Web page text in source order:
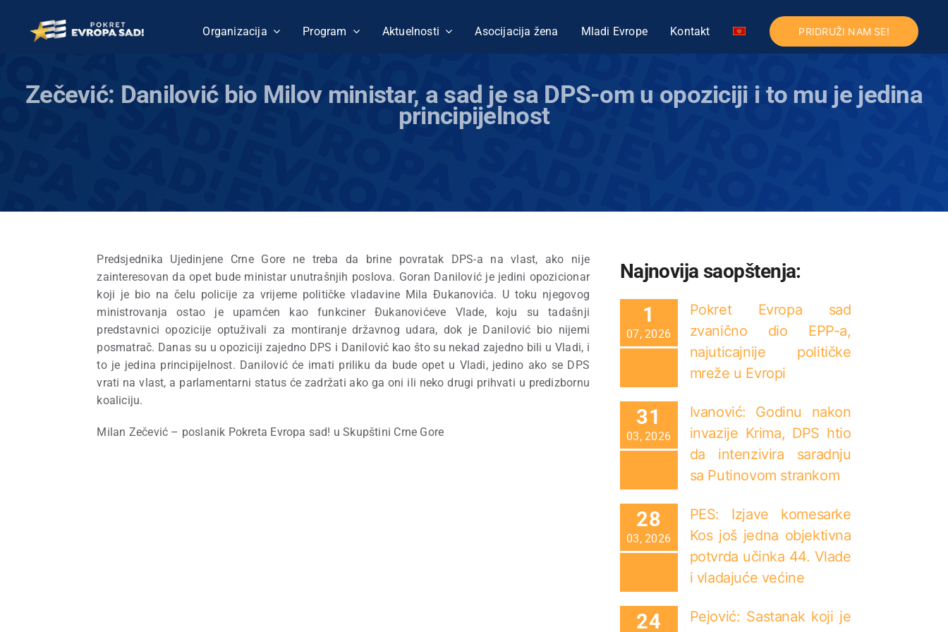
content
Organizacija Program Aktuelnosti Asocijacija žena Mladi Evrope Kontakt PRIDRUŽI NAM SE!
Zečević: Danilović bio Milov ministar, a sad je sa DPS-om u opoziciji i to mu je jedina
principijelnost
Predsjednika Ujedinjene Crne Gore ne treba da brine povratak DPS-a na vlast, ako nije
zainteresovan da opet bude ministar unutrašnjih poslova. Goran Danilović je jedini opozicionar
koji je bio na čelu policije za vrijeme političke vladavine Mila Đukanovića. U toku njegovog
ministrovanja ostao je upamćen kao funkciner Đukanovićeve Vlade, koju su tadašnji
predstavnici opozicije optuživali za montiranje državnog udara, dok je Danilović bio nijemi
posmatrač. Danas su u opoziciji zajedno DPS i Danilović kao što su nekad zajedno bili u Vladi, i
to je jedina principijelnost. Danilović će imati priliku da bude opet u Vladi, jedino ako se DPS
vrati na vlast, a parlamentarni status će zadržati ako ga oni ili neko drugi prihvati u predizbornu
koaliciju.
Milan Zečević – poslanik Pokreta Evropa sad! u Skupštini Crne Gore
Najnovija saopštenja:
1
07, 2026
Pokret Evropa sad
zvanično dio EPP-a,
najuticajnije političke
mreže u Evropi
31
03, 2026
Ivanović: Godinu nakon
invazije Krima, DPS htio
da intenzivira saradnju
sa Putinovom strankom
28
03, 2026
PES: Izjave komesarke
Kos još jedna objektivna
potvrda učinka 44. Vlade
i vladajuće većine
24
Pejović: Sastanak koji je